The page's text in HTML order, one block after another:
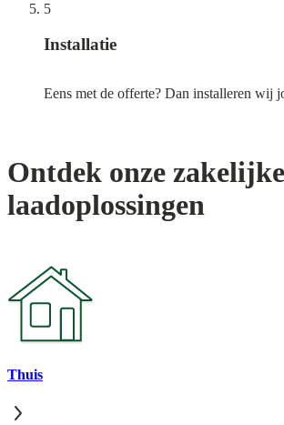
5
Installatie
Eens met de offerte? Dan installeren wij
Ontdek onze zakelijke
laadoplossingen
Thuis